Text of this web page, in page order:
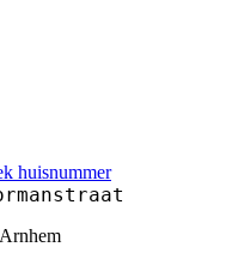
huisnummer